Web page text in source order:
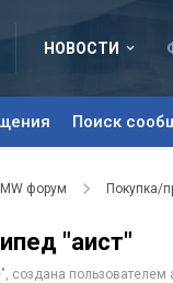
НОВОСТИ
Поиск
форум Покупка/
"аист"
", создана пользователем